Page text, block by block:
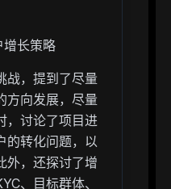
增长策略
战，提到了尽量
方向发展，尽量
，讨论了项目进
的转化问题，以
外，还探讨了增
、目标群体、